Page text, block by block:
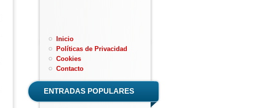
Inicio
Políticas de Privacidad
Cookies
Contacto
ENTRADAS POPULARES